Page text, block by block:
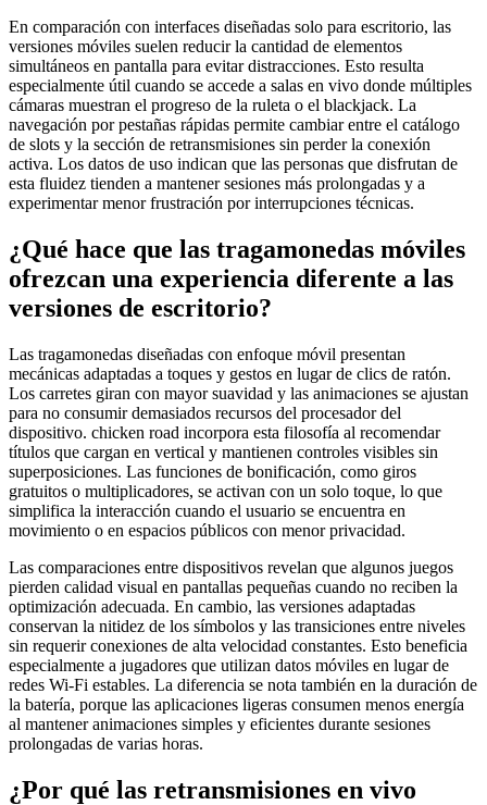
En comparación con interfaces diseñadas solo para escritorio, las
versiones móviles suelen reducir la cantidad de elementos
simultáneos en pantalla para evitar distracciones. Esto resulta
especialmente útil cuando se accede a salas en vivo donde múltiples
cámaras muestran el progreso de la ruleta o el blackjack. La
navegación por pestañas rápidas permite cambiar entre el catálogo
de slots y la sección de retransmisiones sin perder la conexión
activa. Los datos de uso indican que las personas que disfrutan de
esta fluidez tienden a mantener sesiones más prolongadas y a
experimentar menor frustración por interrupciones técnicas.
¿Qué hace que las tragamonedas móviles
ofrezcan una experiencia diferente a las
versiones de escritorio?
Las tragamonedas diseñadas con enfoque móvil presentan
mecánicas adaptadas a toques y gestos en lugar de clics de ratón.
Los carretes giran con mayor suavidad y las animaciones se ajustan
para no consumir demasiados recursos del procesador del
dispositivo. chicken road incorpora esta filosofía al recomendar
títulos que cargan en vertical y mantienen controles visibles sin
superposiciones. Las funciones de bonificación, como giros
gratuitos o multiplicadores, se activan con un solo toque, lo que
simplifica la interacción cuando el usuario se encuentra en
movimiento o en espacios públicos con menor privacidad.
Las comparaciones entre dispositivos revelan que algunos juegos
pierden calidad visual en pantallas pequeñas cuando no reciben la
optimización adecuada. En cambio, las versiones adaptadas
conservan la nitidez de los símbolos y las transiciones entre niveles
sin requerir conexiones de alta velocidad constantes. Esto beneficia
especialmente a jugadores que utilizan datos móviles en lugar de
redes Wi-Fi estables. La diferencia se nota también en la duración de
la batería, porque las aplicaciones ligeras consumen menos energía
al mantener animaciones simples y eficientes durante sesiones
prolongadas de varias horas.
¿Por qué las retransmisiones en vivo